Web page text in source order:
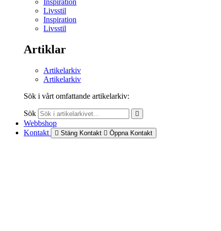
Livsstil
Inspiration
Livsstil
Artiklar
Artikelarkiv
Artikelarkiv
Sök i vårt omfattande artikelarkiv:
Sök
Webbshop
Kontakt
Stäng Kontakt Öppna Kontakt